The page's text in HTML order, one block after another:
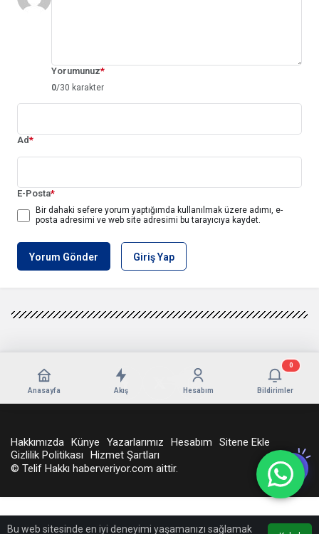
Yorumunuz*
0/30 karakter
Ad*
E-Posta*
Bir dahaki sefere yorum yaptığımda kullanılmak üzere adımı, e-
posta adresimi ve web site adresimi bu tarayıcıya kaydet.
Yorum Gönder Giriş Yap
Bu web sitesinde en iyi deneyimi yaşamanızı sağlamak
Anasayfa Akış Hesabım Bildirimler
0
Hakkımızda Künye Yazarlarımız Hesabım
Sitene Ekle
Gizlilik Politikası
Hizmet Şartları
© Telif Hakkı haberveriyor.com aittir.